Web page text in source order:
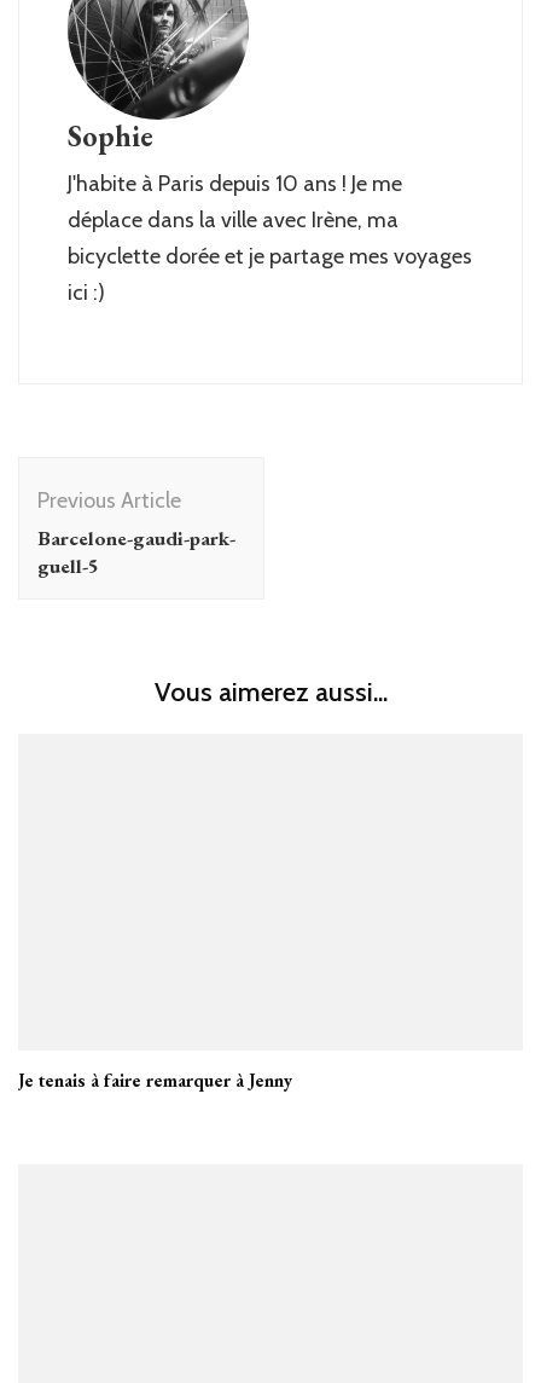
Sophie
J'habite à Paris depuis 10 ans ! Je me
déplace dans la ville avec Irène, ma
bicyclette dorée et je partage mes voyages
ici :)
Navigation
Previous Article
Barcelone-gaudi-park-
guell-5
Vous aimerez aussi...
Je tenais à faire remarquer à Jenny